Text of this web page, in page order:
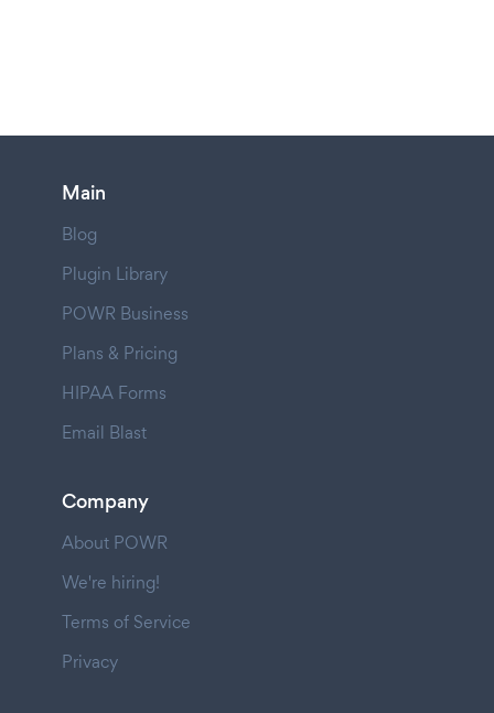
Main
Blog
Plugin Library
POWR Business
Plans & Pricing
HIPAA Forms
Email Blast
Company
About POWR
We're hiring!
Terms of Service
Privacy